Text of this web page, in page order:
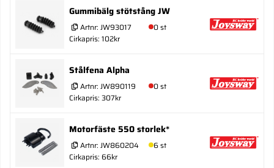
Gummibälg stötstång JW
Artnr: JW93017
0 st
Cirkapris: 102kr
Stålfena Alpha
Artnr: JW890119
0 st
Cirkapris: 307kr
Motorfäste 550 storlek*
Artnr: JW860204
6 st
Cirkapris: 66kr